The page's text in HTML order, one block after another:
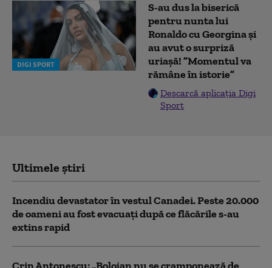
DIGI SPORT
S-au dus la biserică
pentru nunta lui
Ronaldo cu Georgina și
au avut o surpriză
uriașă! ”Momentul va
rămâne în istorie”
Descarcă aplicația Digi
Sport
Ultimele știri
Incendiu devastator în vestul Canadei. Peste 20.000
de oameni au fost evacuați după ce flăcările s-au
extins rapid